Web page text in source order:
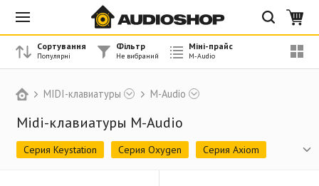
MIDI-клавиатуры M-Audio
Midi-клавиатуры M-Audio
Серия Keystation Серия Oxygen
Серия Axiom
Сортування Фільтр Міні-прайс